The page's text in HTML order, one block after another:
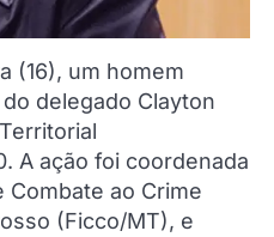
(16), um homem
delegado Clayton
A ação foi coordenada
Combate ao Crime
(Ficco/MT), e